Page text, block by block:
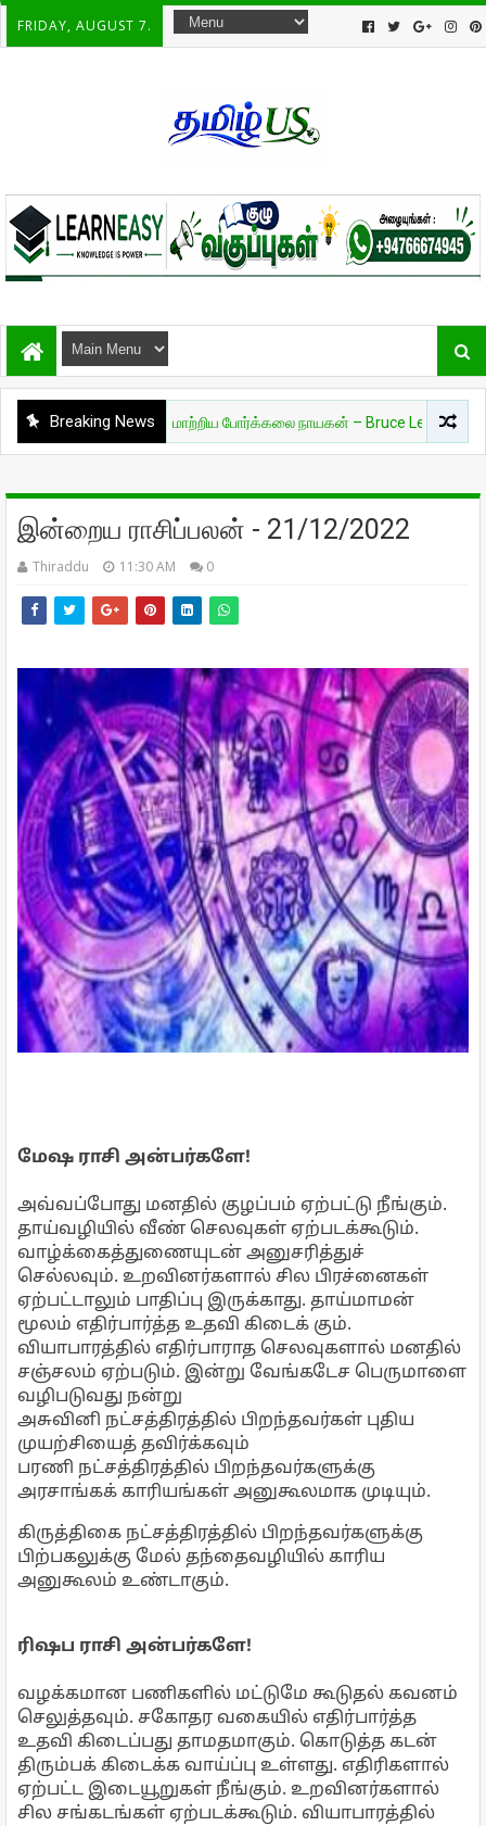
FRIDAY, AUGUST 7.
Breaking News
🔥 உலகை மாற்றிய போர்க்கலை நாயகன் – Bruce Lee 🔥
இன்றைய ராசிப்பலன் - 21/12/2022
Thiraddu 11:30 AM 0
மேஷ ராசி அன்பர்களே!
அவ்வப்போது மனதில் குழப்பம் ஏற்பட்டு நீங்கும்.
தாய்வழியில் வீண் செலவுகள் ஏற்படக்கூடும்.
வாழ்க்கைத்துணையுடன் அனுசரித்துச்
செல்லவும். உறவினர்களால் சில பிரச்னைகள்
ஏற்பட்டாலும் பாதிப்பு இருக்காது. தாய்மாமன்
மூலம் எதிர்பார்த்த உதவி கிடைக் கும்.
வியாபாரத்தில் எதிர்பாராத செலவுகளால் மனதில்
சஞ்சலம் ஏற்படும். இன்று வேங்கடேச பெருமாளை
வழிபடுவது நன்று
அசுவினி நட்சத்திரத்தில் பிறந்தவர்கள் புதிய
முயற்சியைத் தவிர்க்கவும்
பரணி நட்சத்திரத்தில் பிறந்தவர்களுக்கு
அரசாங்கக் காரியங்கள் அனுகூலமாக முடியும்.
கிருத்திகை நட்சத்திரத்தில் பிறந்தவர்களுக்கு
பிற்பகலுக்கு மேல் தந்தைவழியில் காரிய
அனுகூலம் உண்டாகும்.
ரிஷப ராசி அன்பர்களே!
வழக்கமான பணிகளில் மட்டுமே கூடுதல் கவனம்
செலுத்தவும். சகோதர வகையில் எதிர்பார்த்த
உதவி கிடைப்பது தாமதமாகும். கொடுத்த கடன்
திரும்பக் கிடைக்க வாய்ப்பு உள்ளது. எதிரிகளால்
ஏற்பட்ட இடையூறுகள் நீங்கும். உறவினர்களால்
சில சங்கடங்கள் ஏற்படக்கூடும். வியாபாரத்தில்